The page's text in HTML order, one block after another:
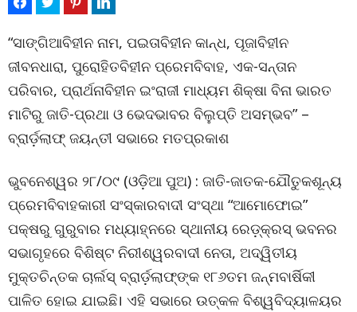
“ସାଙ୍ଗିଆବିହୀନ ନାମ, ପଇତାବିହୀନ କାନ୍ଧ, ପୂଜାବିହୀନ
ଜୀବନଧାରା, ପୁରୋହିତବିହୀନ ପ୍ରେମବିବାହ, ଏକ-ସନ୍ତାନ
ପରିବାର, ପ୍ରାର୍ଥନାବିହୀନ ଇଂରାଜୀ ମାଧ୍ୟମ ଶିକ୍ଷା ବିନା ଭାରତ
ମାଟିରୁ ଜାତି-ପ୍ରଥା ଓ ଭେଦଭାବର ବିଲୁପ୍ତି ଅସମ୍ଭବ” –
ବ୍ରାର୍ଡ଼ଲାଫ୍ ଜୟନ୍ତୀ ସଭାରେ ମତପ୍ରକାଶ
ଭୁବନେଶ୍ୱର ୨୮/୦୯ (ଓଡ଼ିଆ ପୁଅ) : ଜାତି-ଜାତକ-ଯୌତୁକଶୂନ୍ୟ
ପ୍ରେମବିବାହକାରୀ ସଂସ୍କାରବାଦୀ ସଂସ୍ଥା “ଆମୋଫୋଇ”
ପକ୍ଷରୁ ଗୁରୁବାର ମଧ୍ୟାହ୍ନରେ ସ୍ଥାନୀୟ ରେଡ଼୍କ୍ରସ୍ ଭବନର
ସଭାଗୃହରେ ବିଶିଷ୍ଟ ନିରୀଶ୍ୱରବାଦୀ ନେତା, ଅଦ୍ୱିତୀୟ
ମୁକ୍ତଚିନ୍ତକ ଚାର୍ଲସ୍ ବ୍ରାର୍ଡ଼ଲାଫ୍ଙ୍କ ୧୮୬ତମ ଜନ୍ମବାର୍ଷିକୀ
ପାଳିତ ହୋଇ ଯାଇଛି। ଏହି ସଭାରେ ଉତ୍କଳ ବିଶ୍ୱବିଦ୍ୟାଳୟର